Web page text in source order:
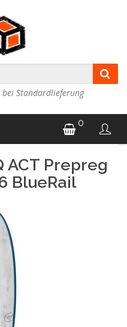
bei Standardlieferung
0
ACT Prepreg
BlueRail